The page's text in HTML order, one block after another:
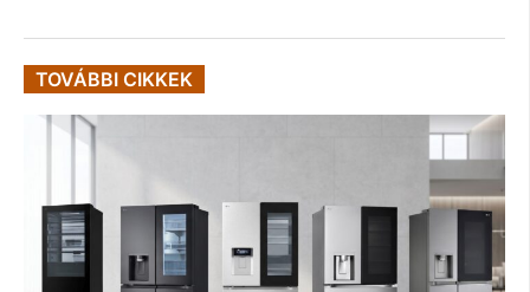
TOVÁBBI CIKKEK